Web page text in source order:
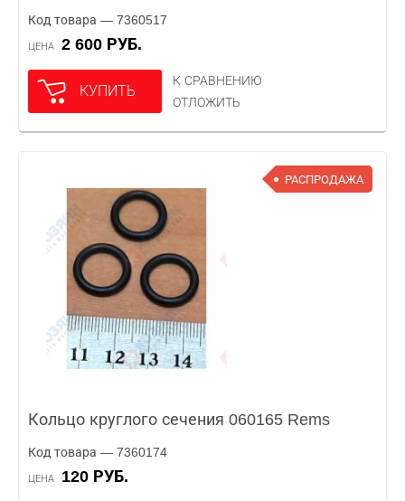
Код товара — 7360517
ЦЕНА 2 600 РУБ.
КУПИТЬ
К СРАВНЕНИЮ
ОТЛОЖИТЬ
РАСПРОДАЖА
Кольцо круглого сечения 060165 Rems
Код товара — 7360174
ЦЕНА 120 РУБ.